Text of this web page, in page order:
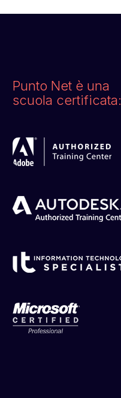
Punto Net è una
scuola certificata: